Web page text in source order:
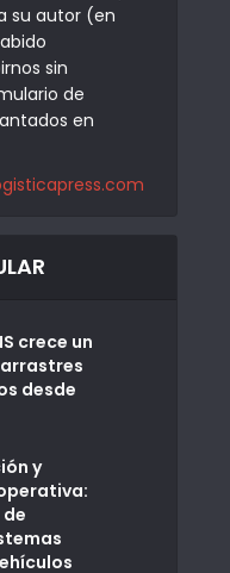
su autor (en
sin
de
en
crece un
arrastres
desde
y